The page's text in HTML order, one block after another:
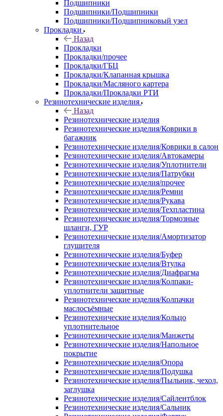
Подшипники
Подшипники/Подшипники
Подшипники/Подшипниковый узел
Прокладки
Назад
Прокладки
Прокладки/прочее
Прокладки/ГБЦ
Прокладки/Клапанная крышка
Прокладки/Масляного картера
Прокладки/Прокладки РТИ
Резинотехнические изделия
Назад
Резинотехнические изделия
Резинотехнические изделия/Коврики в
багажник
Резинотехнические изделия/Коврики в салон
Резинотехнические изделия/Автокамеры
Резинотехнические изделия/Уплотнители
Резинотехнические изделия/Патрубки
Резинотехнические изделия/прочее
Резинотехнические изделия/Ремни
Резинотехнические изделия/Рукава
Резинотехнические изделия/Техпластина
Резинотехнические изделия/Тормозные
шланги, ГУР
Резинотехнические изделия/Амортизатор
глушителя
Резинотехнические изделия/Буфер
Резинотехнические изделия/Втулка
Резинотехнические изделия/Диафрагма
Резинотехнические изделия/Колпаки-
уплотнители защитные
Резинотехнические изделия/Колпачки
маслосъёмные
Резинотехнические изделия/Кольцо
уплотнительное
Резинотехнические изделия/Манжеты
Резинотехнические изделия/Напольное
покрытие
Резинотехнические изделия/Опора
Резинотехнические изделия/Подушка
Резинотехнические изделия/Пыльник, чехол,
заглушка
Резинотехнические изделия/Сайлентблок
Резинотехнические изделия/Сальник